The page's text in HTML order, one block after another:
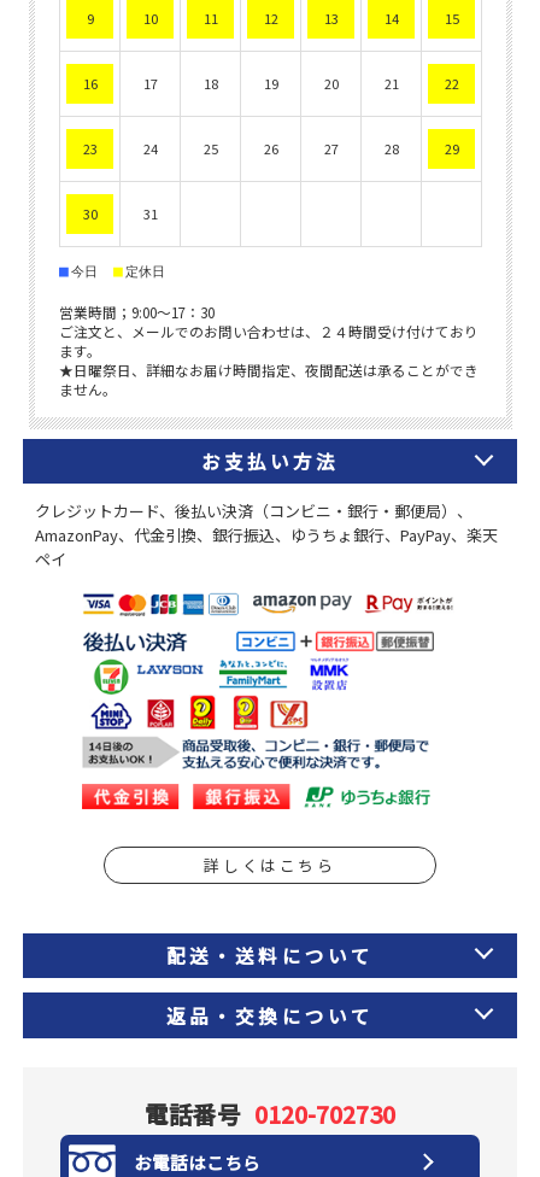
お支払い方法
クレジットカード、後払い決済（コンビニ・銀行・郵便局）、
AmazonPay、代金引換、銀行振込、ゆうちょ銀行、PayPay、楽天
ペイ
詳しくはこちら
配送・送料について
返品・交換について
電話番号 0120-702730
お電話はこちら